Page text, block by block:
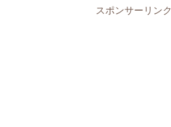
スポンサーリンク